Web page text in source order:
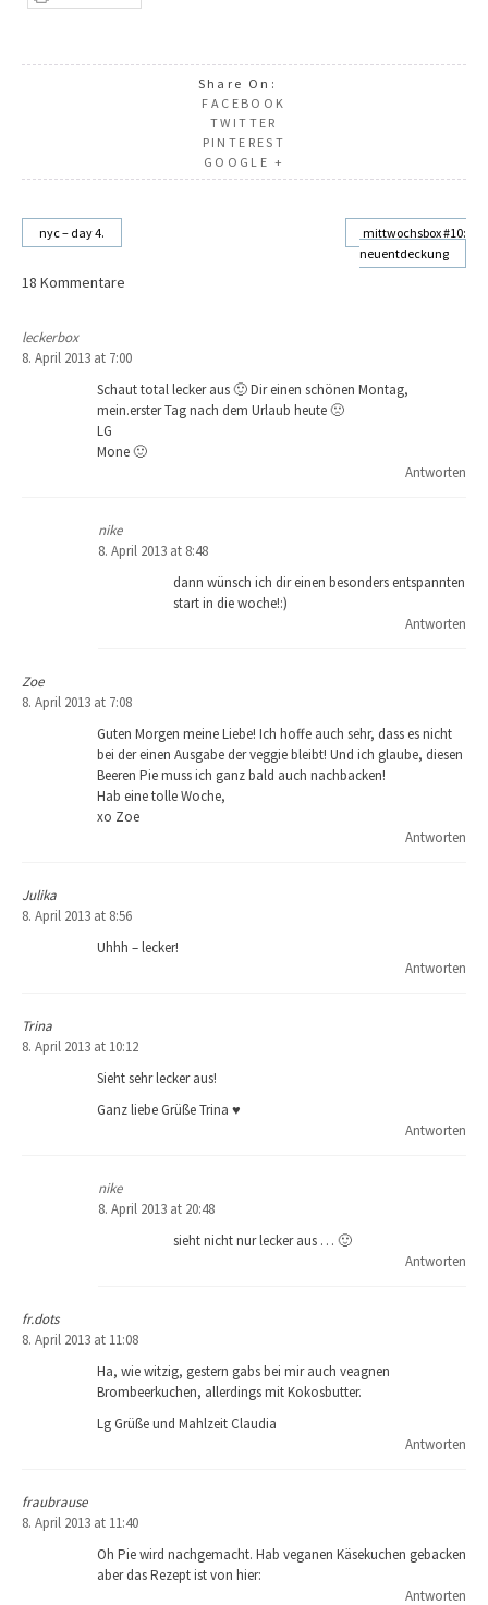
Share On:
FACEBOOK
TWITTER
PINTEREST
GOOGLE +
Beitragsnavigation
nyc – day 4.
mittwochsbox #10:
neuentdeckung
18 Kommentare
leckerbox
8. April 2013 at 7:00
Schaut total lecker aus 🙂 Dir einen schönen Montag,
mein.erster Tag nach dem Urlaub heute 🙁
LG
Mone 🙂
Antworten
nike
8. April 2013 at 8:48
dann wünsch ich dir einen besonders entspannten
start in die woche!:)
Antworten
Zoe
8. April 2013 at 7:08
Guten Morgen meine Liebe! Ich hoffe auch sehr, dass es nicht
bei der einen Ausgabe der veggie bleibt! Und ich glaube, diesen
Beeren Pie muss ich ganz bald auch nachbacken!
Hab eine tolle Woche,
xo Zoe
Antworten
Julika
8. April 2013 at 8:56
Uhhh – lecker!
Antworten
Trina
8. April 2013 at 10:12
Sieht sehr lecker aus!
Ganz liebe Grüße Trina ♥
Antworten
nike
8. April 2013 at 20:48
sieht nicht nur lecker aus … 🙂
Antworten
fr.dots
8. April 2013 at 11:08
Ha, wie witzig, gestern gabs bei mir auch veagnen
Brombeerkuchen, allerdings mit Kokosbutter.
Lg Grüße und Mahlzeit Claudia
Antworten
fraubrause
8. April 2013 at 11:40
Oh Pie wird nachgemacht. Hab veganen Käsekuchen gebacken
aber das Rezept ist von hier:
Antworten